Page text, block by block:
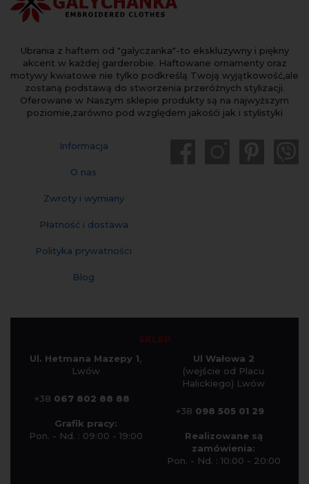
Ubrania z haftem od "galyczanka"-to ekskluzywny i piękny
akcent w każdej garderobie. Haftowane ornamenty oraz
motywy kwiatowe nie tylko podkreślą Twoją wyjątkowość,ale
zostaną podstawą do stworzenia przeróżnych stylizacji.
Oferowane w Naszym sklepie produkty są na najwyższym
poziomie,zarówno pod względem jakośći jak i stylistyki
Informacja
O nas
Zwroty i wymiany
Płatność i dostawa
Polityka prywatności
Blog
SKLEP
Ul. Hetmana Mazepy 1,
Lwów
+38 067 802 88 88
Grafik pracy:
Pon. - Nd. : 09:00 - 19:00
Ul Wałowa 2
(wejście od Placu
Halickiego) Lwów
+38 098 505 01 29
Realizowane są
zamówienia:
Pon. - Nd. : 10:00 - 20:00